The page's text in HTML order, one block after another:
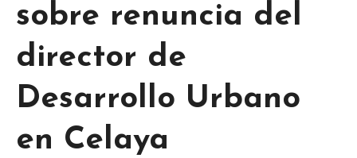
sobre renuncia del
director de
Desarrollo Urbano
en Celaya